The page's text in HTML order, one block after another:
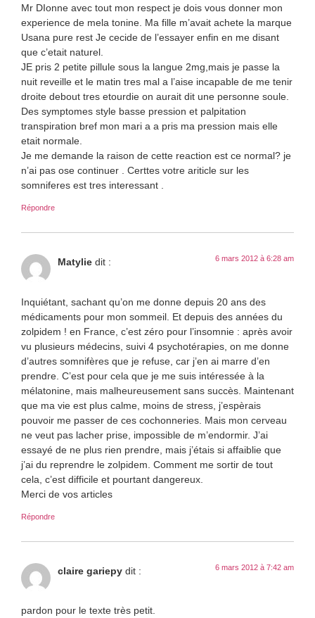
Mr DIonne avec tout mon respect je dois vous donner mon
experience de mela tonine. Ma fille m’avait achete la marque
Usana pure rest Je cecide de l’essayer enfin en me disant
que c’etait naturel.
JE pris 2 petite pillule sous la langue 2mg,mais je passe la
nuit reveille et le matin tres mal a l’aise incapable de me tenir
droite debout tres etourdie on aurait dit une personne soule.
Des symptomes style basse pression et palpitation
transpiration bref mon mari a a pris ma pression mais elle
etait normale.
Je me demande la raison de cette reaction est ce normal? je
n’ai pas ose continuer . Certtes votre ariticle sur les
somniferes est tres interessant .
Répondre
Matylie dit : 6 mars 2012 à 6:28 am
Inquiétant, sachant qu’on me donne depuis 20 ans des
médicaments pour mon sommeil. Et depuis des années du
zolpidem ! en France, c’est zéro pour l’insomnie : après avoir
vu plusieurs médecins, suivi 4 psychotérapies, on me donne
d’autres somnifères que je refuse, car j’en ai marre d’en
prendre. C’est pour cela que je me suis intéressée à la
mélatonine, mais malheureusement sans succès. Maintenant
que ma vie est plus calme, moins de stress, j’espèrais
pouvoir me passer de ces cochonneries. Mais mon cerveau
ne veut pas lacher prise, impossible de m’endormir. J’ai
essayé de ne plus rien prendre, mais j’étais si affaiblie que
j’ai du reprendre le zolpidem. Comment me sortir de tout
cela, c’est difficile et pourtant dangereux.
Merci de vos articles
Répondre
claire gariepy dit : 6 mars 2012 à 7:42 am
pardon pour le texte très petit.